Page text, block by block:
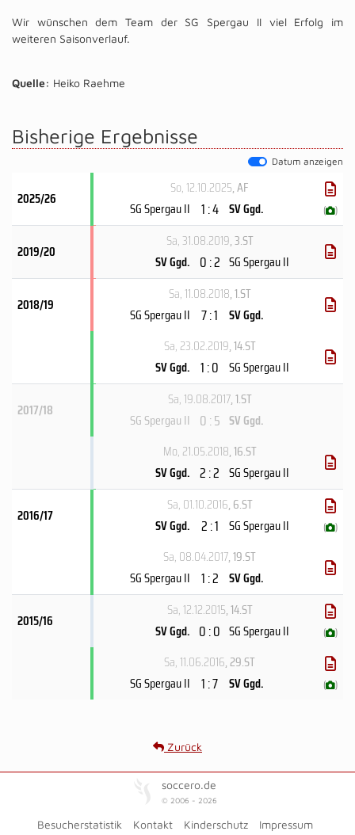
Wir wünschen dem Team der SG Spergau II viel Erfolg im
weiteren Saisonverlauf.
Quelle: Heiko Raehme
Bisherige Ergebnisse
Datum anzeigen
2025/26
So, 12.10.2025, AF
SG Spergau II 1 : 4 SV Ggd. ( )
2019/20
Sa, 31.08.2019, 3.ST
SV Ggd. 0 : 2 SG Spergau II
2018/19
Sa, 11.08.2018, 1.ST
SG Spergau II 7 : 1 SV Ggd.
Sa, 23.02.2019, 14.ST
SV Ggd. 1 : 0 SG Spergau II
2017/18
Sa, 19.08.2017, 1.ST
SG Spergau II 0 : 5 SV Ggd.
Mo, 21.05.2018, 16.ST
SV Ggd. 2 : 2 SG Spergau II
2016/17
Sa, 01.10.2016, 6.ST
SV Ggd. 2 : 1 SG Spergau II ( )
Sa, 08.04.2017, 19.ST
SG Spergau II 1 : 2 SV Ggd.
2015/16
Sa, 12.12.2015, 14.ST
SV Ggd. 0 : 0 SG Spergau II ( )
Sa, 11.06.2016, 29.ST
SG Spergau II 1 : 7 SV Ggd. ( )
Zurück
soccero.de
© 2006 - 2026
Besucherstatistik Kontakt Kinderschutz
Impressum